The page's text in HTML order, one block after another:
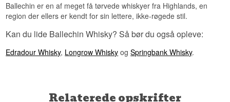
Ballechin er en af meget få tørvede whiskyer fra Highlands, en
region der ellers er kendt for sin lettere, ikke-røgede stil.
Kan du lide Ballechin Whisky? Så bør du også opleve:
Edradour Whisky, Longrow Whisky ogSpringbank Whisky.
Relaterede opskrifter